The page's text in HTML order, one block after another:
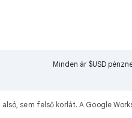
Minden ár $USD
sem felső korlát. A Google